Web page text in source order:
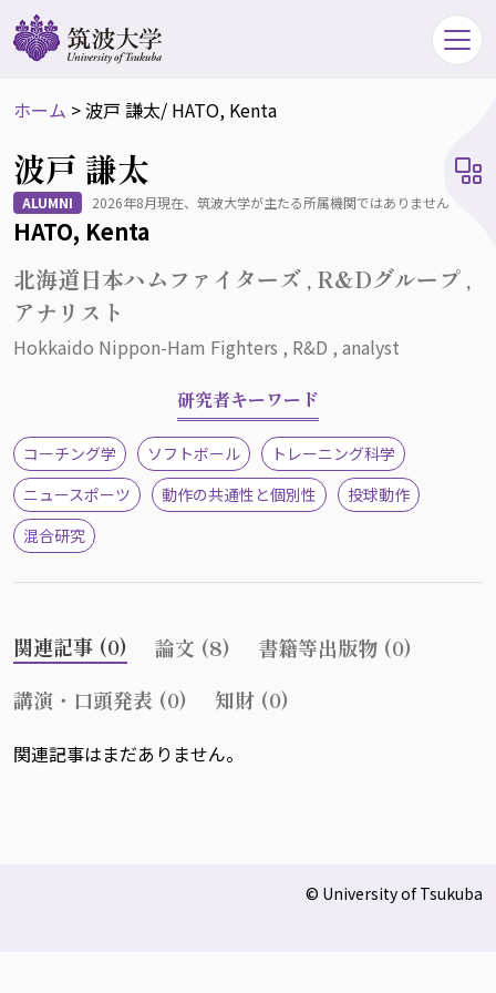
ホーム >波戸 謙太/ HATO, Kenta
波戸 謙太
ALUMNI 2026年8月現在、筑波大学が主たる所属機関ではありません
HATO, Kenta
北海道日本ハムファイターズ , R&Dグループ ,
アナリスト
Hokkaido Nippon-Ham Fighters , R&D , analyst
研究者キーワード
コーチング学 ソフトボール
トレーニング科学
ニュースポーツ
動作の共通性と個別性
投球動作
混合研究
関連記事 (0) 論文 (8)
書籍等出版物 (0)
講演・口頭発表 (0)
知財 (0)
関連記事はまだありません。
© University of Tsukuba